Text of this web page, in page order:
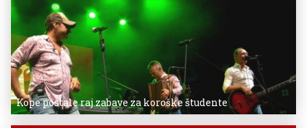
Kope postale raj zabave za koroške študente